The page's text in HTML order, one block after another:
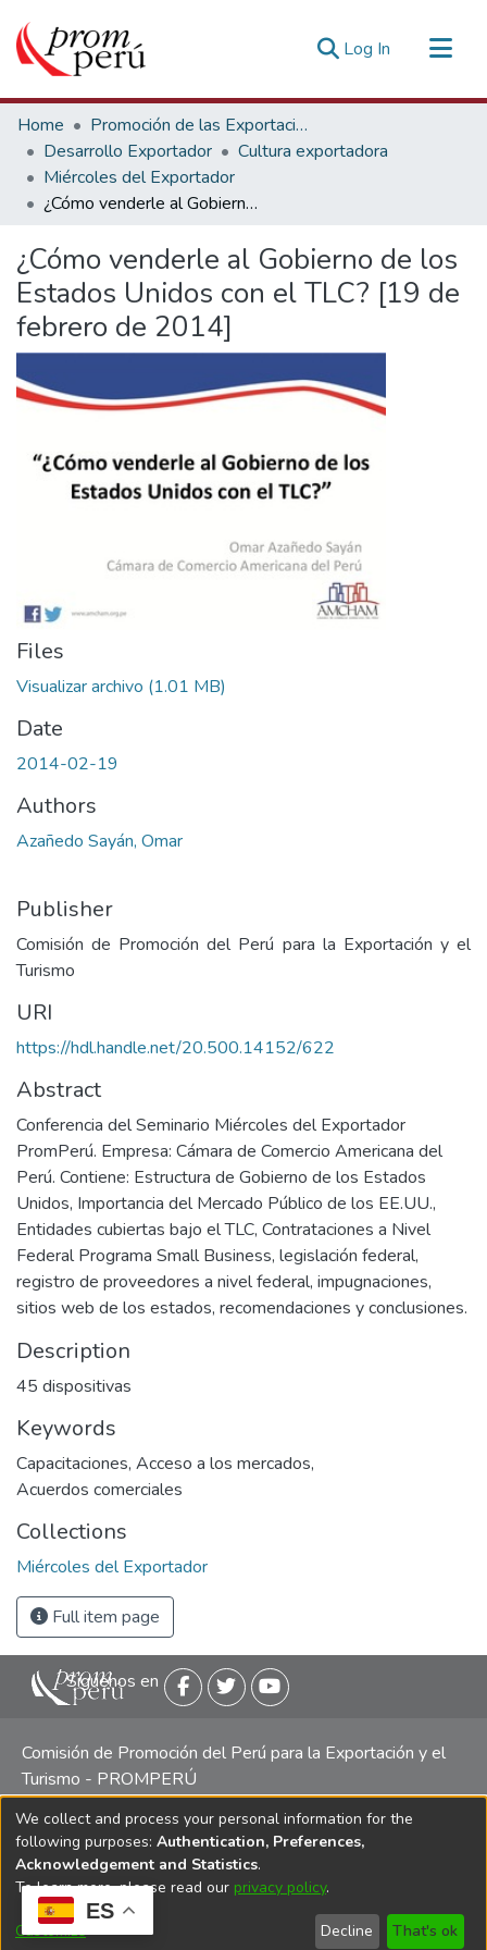
ES
Log In (current)
Communities & Collections
All of DSpace
Statistics
Estadísticas Externas
Home
Promoción de las Exportaciones
Desarrollo Exportador
Cultura exportadora
Miércoles del Exportador
¿Cómo venderle al Gobierno de los Estados Unidos con el TLC? [19 de febrero de 2014]
¿Cómo venderle al Gobierno de los
Estados Unidos con el TLC? [19 de
febrero de 2014]
Files
Visualizar archivo (1.01 MB)
Date
2014-02-19
Authors
Azañedo Sayán, Omar
Publisher
Comisión de Promoción del Perú para la Exportación y el
Turismo
URI
https://hdl.handle.net/20.500.14152/622
Abstract
Conferencia del Seminario Miércoles del Exportador
PromPerú. Empresa: Cámara de Comercio Americana del
Perú. Contiene: Estructura de Gobierno de los Estados
Unidos, Importancia del Mercado Público de los EE.UU.,
Entidades cubiertas bajo el TLC, Contrataciones a Nivel
Federal Programa Small Business, legislación federal,
registro de proveedores a nivel federal, impugnaciones,
sitios web de los estados, recomendaciones y conclusiones.
Description
45 dispositivas
Keywords
Capacitaciones, Acceso a los mercados,
Acuerdos comerciales
Collections
Miércoles del Exportador
Full item page
Siguenos en
Comisión de Promoción del Perú para la Exportación y el
Turismo - PROMPERÚ
Central telefónica: (511) 616 7300 / 616 7400 Calle Uno
Oeste 50, Edificio Mincetur, Pisos 13 y 14, San Isidro -
Lima
We collect and process your personal information for the
following purposes: Authentication, Preferences,
Acknowledgement and Statistics.
To learn more, please read our privacy policy.
Customize Decline That's ok